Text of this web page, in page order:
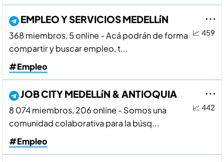
📈 459
EMPLEO Y SERVICIOS MEDELLíN
368 miembros, 5 online - Acá podrán de forma
compartir y buscar empleo, t...
#Empleo
📈 442
JOB CITY MEDELLíN & ANTIOQUIA
8 074 miembros, 206 online - Somos una
comunidad colaborativa para la búsq...
#Empleo